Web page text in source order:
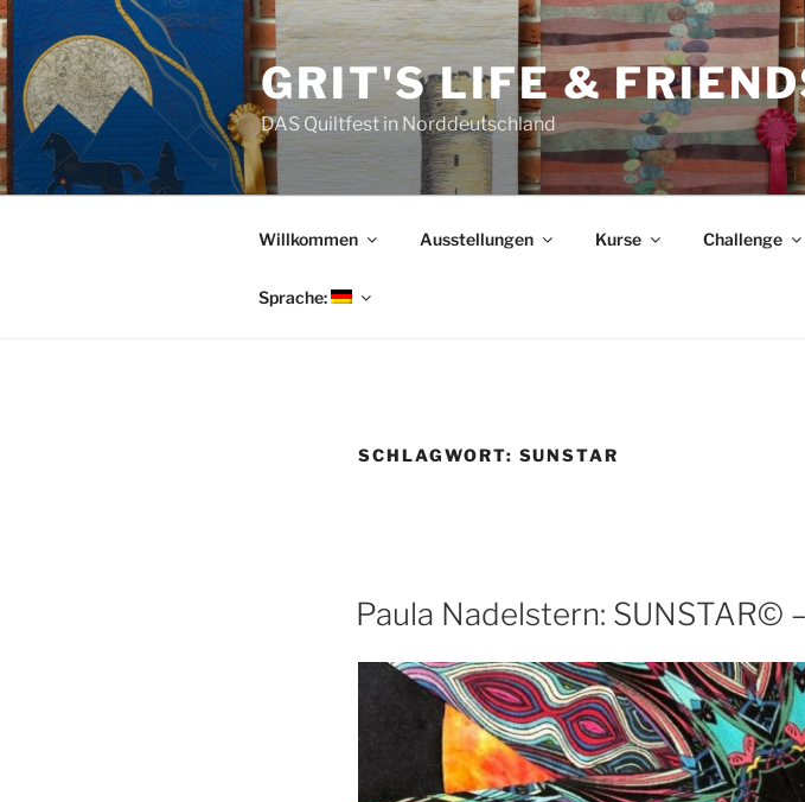
Zum
Inhalt
springen
GRIT'S LIFE &
DAS Quiltfest in Norddeutschland
Willkommen Ausstellungen Kurse Challenge
Sprache:
SCHLAGWORT: SUNSTAR
Paula Nadelstern: SUNSTAR©